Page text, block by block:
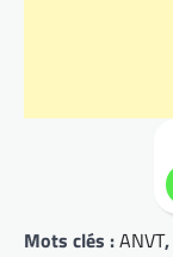
Mots clés :ANVT,